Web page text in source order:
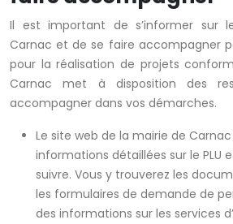
Il est important de s’informer sur
Carnac et de se faire accompagner
pour la réalisation de projets
Carnac met à disposition des
accompagner dans vos démarches.
Le site web de la mairie de
informations détaillées sur le PLU
suivre. Vous y trouverez les
les formulaires de demande de
des informations sur les services